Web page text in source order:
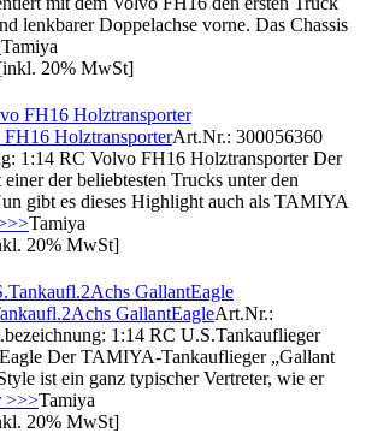
lenkbarer Doppelachse vorne. Das Chassis
Tamiya
20% MwSt]
HolztransporterArt.Nr.: 300056360
1:14 RC Volvo FH16 Holztransporter Der
der beliebtesten Trucks unter den
gibt es dieses Highlight auch als TAMIYA
Tamiya
20% MwSt]
GallantEagleArt.Nr.:
1:14 RC U.S.Tankauflieger
Der TAMIYA-Tankauflieger „Gallant
ist ein ganz typischer Vertreter, wie er
>>>Tamiya
20% MwSt]